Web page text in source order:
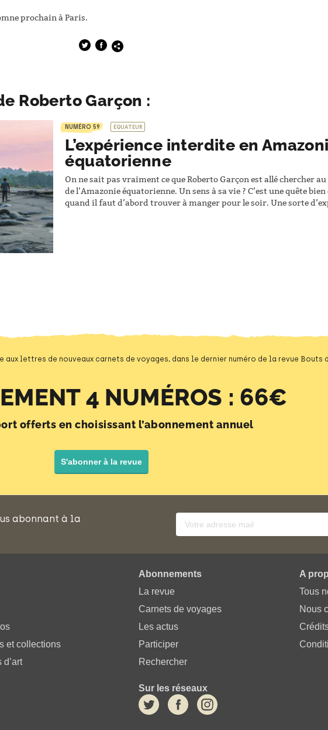
prochain à Paris.
Roberto Garçon :
NUMÉRO 59 ÉQUATEUR
L’expérience interdite en
équatorienne
On ne sait pas vraiment ce que Roberto Garçon est allé chercher
de l’Amazonie équatorienne. Un sens à sa vie ? C’est une quête
quand il faut d’abord trouver à manger pour le soir. Une sorte
lettres de nouveaux carnets de voyages, dans le dernier numéro de la revue Bouts
4 NUMÉROS : 66€
offerts en choisissant l’abonnement annuel
S'abonner à la revue
abonnant à la
et collections
d’art
Abonnements
La revue
Carnets de voyages
Les actus
Participer
Rechercher
Sur les réseaux
A
Tous
Nous